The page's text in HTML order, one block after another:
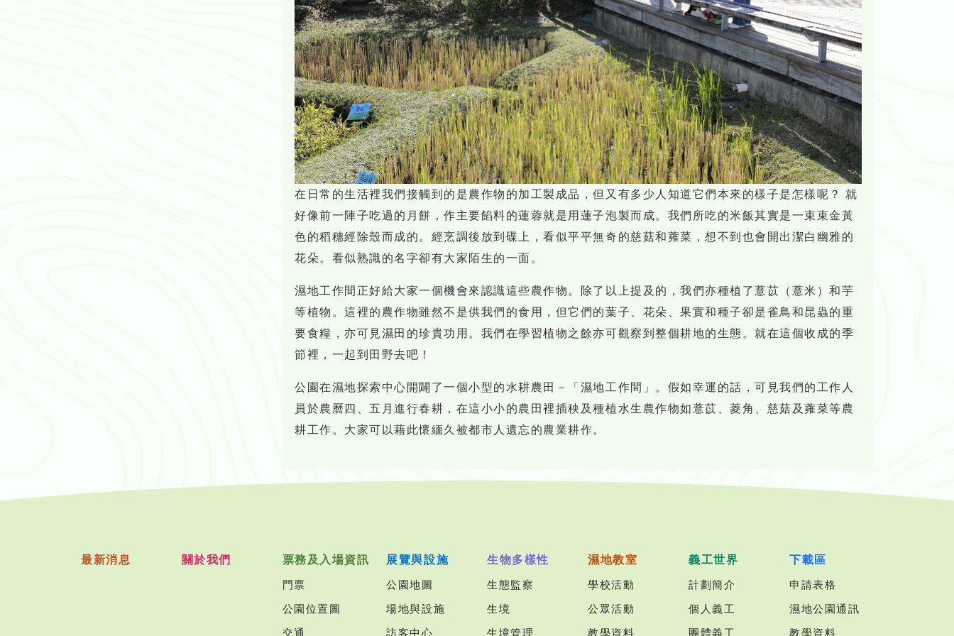
在日常的生活裡我們接觸到的是農作物的加工製成品，但又有多少人知道它們本來的樣子是怎樣呢？ 就
好像前一陣子吃過的月餅，作主要餡料的蓮蓉就是用蓮子泡製而成。我們所吃的米飯其實是一束束金黃
色的稻穗經除殼而成的。經烹調後放到碟上，看似平平無奇的慈菇和蕹菜，想不到也會開出潔白幽雅的
花朵。看似熟識的名字卻有大家陌生的一面。
濕地工作間正好給大家一個機會來認識這些農作物。除了以上提及的，我們亦種植了薏苡（薏米）和芋
等植物。這裡的農作物雖然不是供我們的食用，但它們的葉子、花朵、果實和種子卻是雀鳥和昆蟲的重
要食糧，亦可見濕田的珍貴功用。我們在學習植物之餘亦可觀察到整個耕地的生態。就在這個收成的季
節裡，一起到田野去吧！
公園在濕地探索中心開闢了一個小型的水耕農田－「濕地工作間」。假如幸運的話，可見我們的工作人
員於農曆四、五月進行春耕，在這小小的農田裡插秧及種植水生農作物如薏苡、菱角、慈菇及蕹菜等農
耕工作。大家可以藉此懷緬久被都市人遺忘的農業耕作。
最新消息 關於我們 票務及入場資訊
門票
公園位置圖
交通
展覽與設施
公園地圖
場地與設施
訪客中心
生物多樣性
生態監察
生境
生境管理
濕地教室
學校活動
公眾活動
教學資料
義工世界
計劃簡介
個人義工
團體義工
下載區
申請表格
濕地公園通訊
教學資料